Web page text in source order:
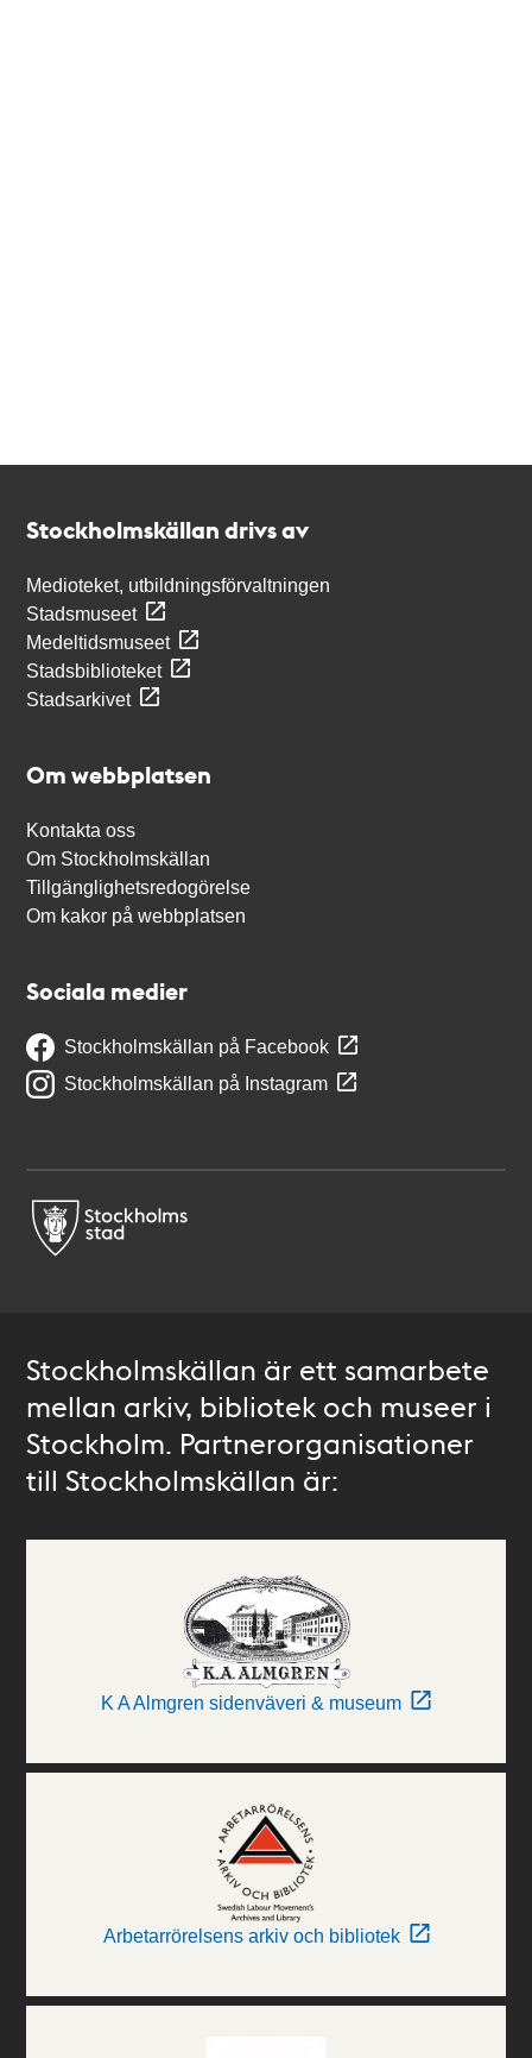
Stockholmskällan drivs av
Medioteket, utbildningsförvaltningen
Stadsmuseet
Medeltidsmuseet
Stadsbiblioteket
Stadsarkivet
Om webbplatsen
Kontakta oss
Om Stockholmskällan
Tillgänglighetsredogörelse
Om kakor på webbplatsen
Sociala medier
Stockholmskällan på Facebook
Stockholmskällan på Instagram
Stockholmskällan är ett samarbete
mellan arkiv, bibliotek och museer i
Stockholm. Partnerorganisationer
till Stockholmskällan är:
K A Almgren sidenväveri & museum
Arbetarrörelsens arkiv och bibliotek